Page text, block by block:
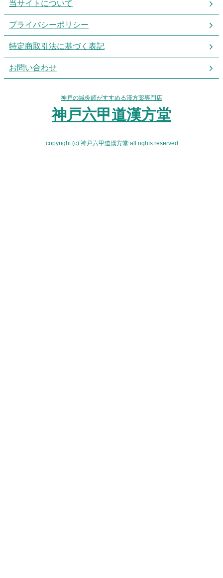
当サイトについて
プライバシーポリシー
特定商取引法に基づく表記
お問い合わせ
神戸の鍼灸師がすすめる漢方薬専門店
神戸六甲道漢方堂
copyright (c) 神戸六甲道漢方堂 all rights reserved.